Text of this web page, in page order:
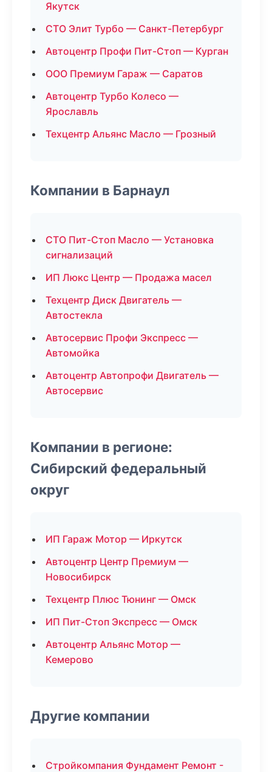
Якутск
СТО Элит Турбо — Санкт-Петербург
Автоцентр Профи Пит-Стоп — Курган
ООО Премиум Гараж — Саратов
Автоцентр Турбо Колесо —
Ярославль
Техцентр Альянс Масло — Грозный
Компании в Барнаул
СТО Пит-Стоп Масло — Установка
сигнализаций
ИП Люкс Центр — Продажа масел
Техцентр Диск Двигатель —
Автостекла
Автосервис Профи Экспресс —
Автомойка
Автоцентр Автопрофи Двигатель —
Автосервис
Компании в регионе:
Сибирский федеральный
округ
ИП Гараж Мотор — Иркутск
Автоцентр Центр Премиум —
Новосибирск
Техцентр Плюс Тюнинг — Омск
ИП Пит-Стоп Экспресс — Омск
Автоцентр Альянс Мотор —
Кемерово
Другие компании
Стройкомпания Фундамент Ремонт -